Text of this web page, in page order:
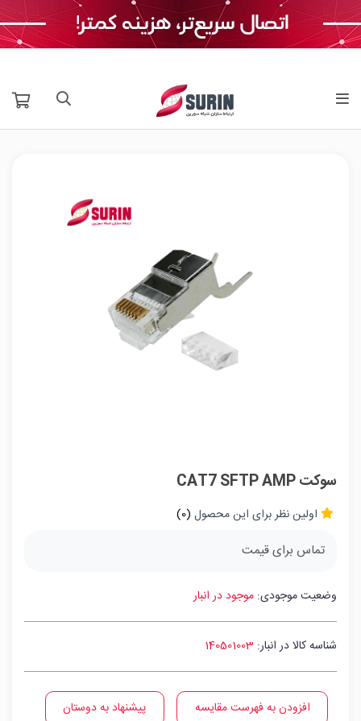
سوکت CAT7 SFTP AMP
اولین نظر برای این محصول (0)
تماس برای قیمت
وضعیت موجودی: موجود در انبار
شناسه کالا در انبار: 140501003
افزودن به فهرست مقایسه پیشنهاد به دوستان